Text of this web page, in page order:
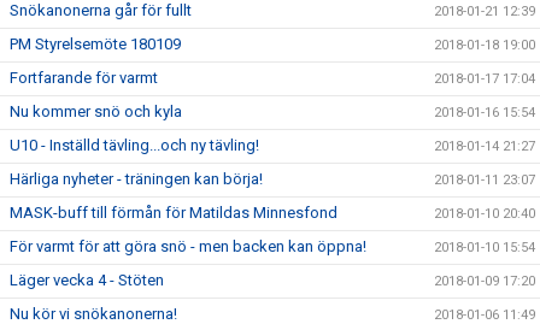
Snökanonerna går för fullt 2018-01-21 12:39
PM Styrelsemöte 180109 2018-01-18 19:00
Fortfarande för varmt 2018-01-17 17:04
Nu kommer snö och kyla 2018-01-16 15:54
U10 - Inställd tävling...och ny tävling! 2018-01-14 21:27
Härliga nyheter - träningen kan börja! 2018-01-11 23:07
MASK-buff till förmån för Matildas Minnesfond 2018-01-10 20:40
För varmt för att göra snö - men backen kan öppna! 2018-01-10 15:54
Läger vecka 4 - Stöten 2018-01-09 17:20
Nu kör vi snökanonerna! 2018-01-06 11:49